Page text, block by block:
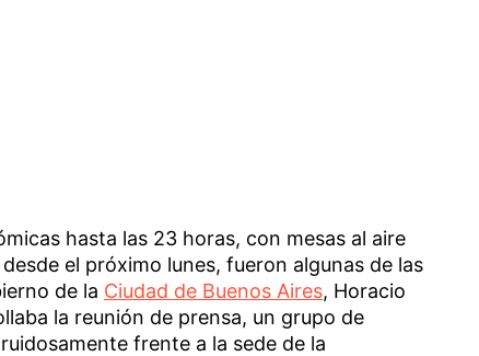
hasta las 23 horas, con mesas al aire
el próximo lunes, fueron algunas de las
de la Ciudad de Buenos Aires, Horacio
la reunión de prensa, un grupo de
frente a la sede de la